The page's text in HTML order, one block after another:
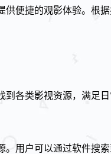
便捷的观影体验。根
各类影视资源，满足日
用户可以通过软件搜索